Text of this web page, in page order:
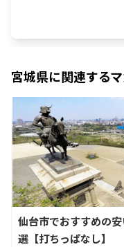
宮城県に関連する
仙台市でおすすめの
選【打ちっぱなし】